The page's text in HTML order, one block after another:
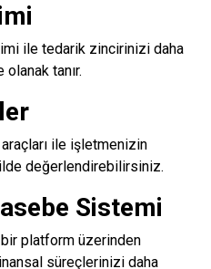
ile tedarik zincirinizi daha
tanır.
ile işletmenizin
değerlendirebilirsiniz.
Sistemi
platform üzerinden
süreçlerinizi daha